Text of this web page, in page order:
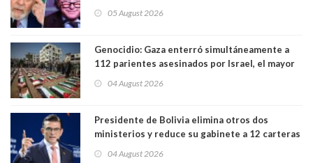
trasandino
05 August 2026
Genocidio: Gaza enterró simultáneamente a
112 parientes asesinados por Israel, el mayor
muertos figuran 44 niños y nueve ancianos
04 August 2026
Presidente de Bolivia elimina otros dos
ministerios y reduce su gabinete a 12 carteras
04 August 2026